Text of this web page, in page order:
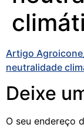
Artigo
neutralidade
Deixe
O seu endereço